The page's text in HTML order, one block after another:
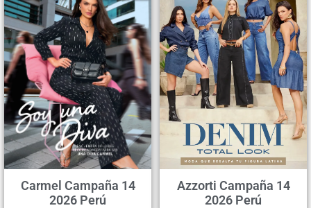
Carmel Campaña 14
2026 Perú
Azzorti Campaña 14
2026 Perú